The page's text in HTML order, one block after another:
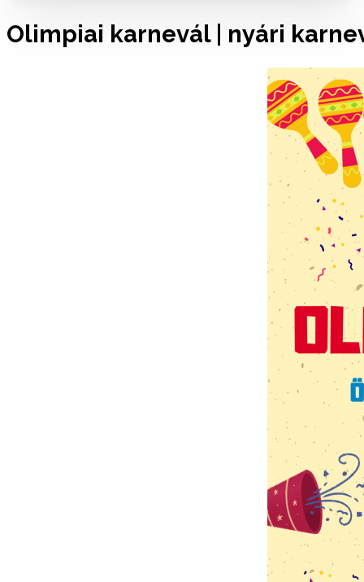
Olimpiai karnevál | nyári